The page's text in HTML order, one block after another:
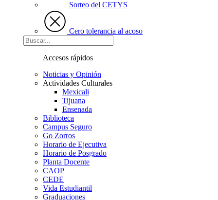
Sorteo del CETYS
Cero tolerancia al acoso
Accesos rápidos
Noticias y Opinión
Actividades Culturales
Mexicali
Tijuana
Ensenada
Biblioteca
Campus Seguro
Go Zorros
Horario de Ejecutiva
Horario de Posgrado
Planta Docente
CAOP
CEDE
Vida Estudiantil
Graduaciones